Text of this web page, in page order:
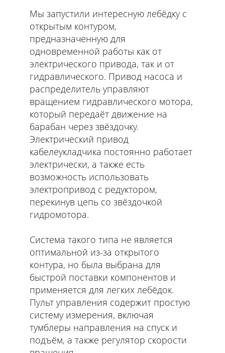
Мы запустили интересную лебёдку с
открытым контуром,
предназначенную для
одновременной работы как от
электрического привода, так и от
гидравлического. Привод насоса и
распределитель управляют
вращением гидравлического мотора,
который передаёт движение на
барабан через звёздочку.
Электрический привод
кабелеукладчика постоянно работает
электрически, а также есть
возможность использовать
электропривод с редуктором,
перекинув цепь со звёздочкой
гидромотора.
Система такого типа не является
оптимальной из-за открытого
контура, но была выбрана для
быстрой поставки компонентов и
применяется для легких лебёдок.
Пульт управления содержит простую
систему измерения, включая
тумблеры направления на спуск и
подъём, а также регулятор скорости